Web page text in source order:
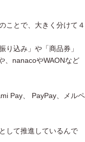
ことで、大きく分けて４
り込み」や「商品券」
、nanacoやWAONなど
Pay、 PayPay、メルペ
して推進しているんで